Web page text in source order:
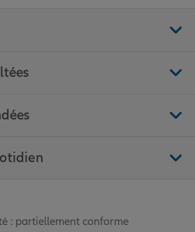
: partiellement conforme